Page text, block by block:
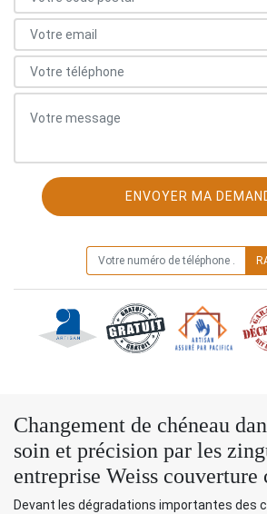
Changement de chéneau
soin et précision par les
entreprise Weiss couverture
Devant les dégradations importantes des